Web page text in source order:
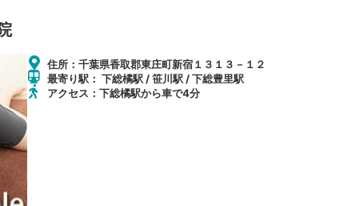
住所：千葉県香取郡東庄町新宿１３１３－１２
最寄り駅： 下総橘駅 / 笹川駅 / 下総豊里駅
アクセス：下総橘駅から車で4分